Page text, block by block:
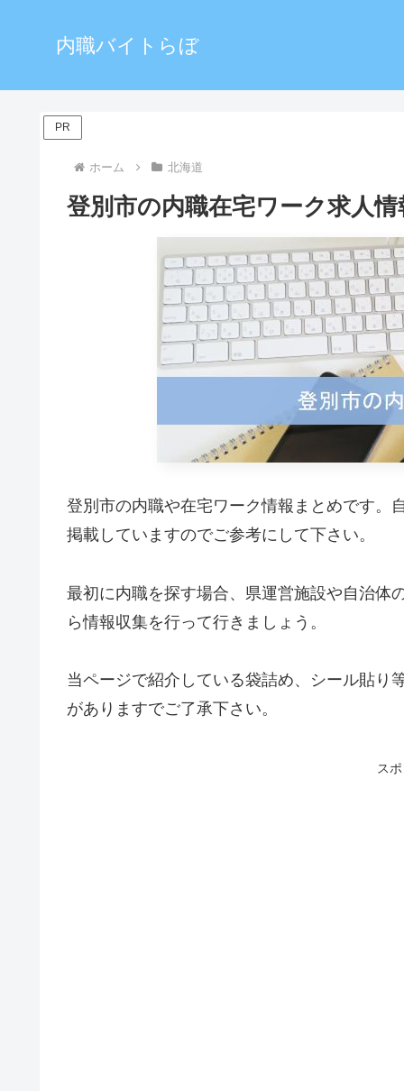
内職バイトらぼ
PR
ホーム 北海道
登別市の内職在宅ワーク求人情
登別市の内職や在宅ワーク情報まとめです。
掲載していますのでご参考にして下さい。
最初に内職を探す場合、県運営施設や自治体
ら情報収集を行って行きましょう。
当ページで紹介している袋詰め、シール貼り
がありますでご了承下さい。
ス